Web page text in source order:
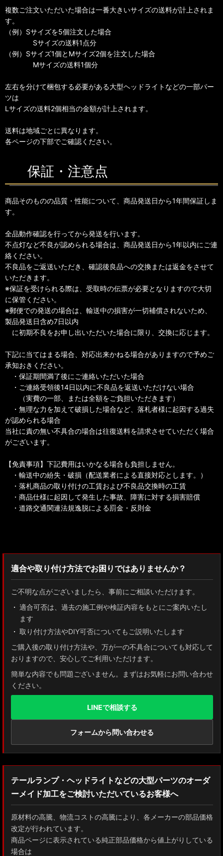
複数ご注文いただいた場合は一番大きいサイズの送料が計上されま
す。
（例）Sサイズを5個注文した場合
Sサイズの送料1点分
（例）Sサイズ1個とMサイズ2個を注文した場合
Mサイズの送料1個分
左右を分けて梱包する必要がある大型ヘッドライトなどの一部パー
ツは
Lサイズの送料2個相当の金額が計上されます。
送料は地域ごとに異なります。
各ページの下部でご確認ください。
保証・注意点
商品そのものの品質・性能について、商品発送日から1年間保証しま
す。
全品動作確認を行ってから発送を行います。
不点灯など不良が認められる場合は、商品発送日から1年以内にご連
絡ください。
不良品をご返送いただき、確認後良品への交換または返金をさせて
いただきます。
※保証を受けられる際は、受取時の伝票が必要となりますので大切
に保管ください。
※郵便での発送の場合は、輸送中の損害が一切補償されないため、
製品発送日含め7日以内
に初期不良をお申し出いただいた場合に限り、交換に応じます。
下記に当てはまる場合、対応出来かねる場合がありますので予めご
承知おきください。
・保証期間満了後にご連絡いただいた場合
・ご連絡受領後14日以内に不良品を返送いただけない場合
（実費の一部、または全額をご負担いただきます）
・無理な力を加えて破損した場合など、落札者様に起因する過失
が認められる場合
当社に責の無い不具合の場合は往復送料を請求させていただく場合
がございます。
【免責事項】下記費用はいかなる場合も負担しません。
・輸送中の紛失・破損（配送業者による直接対応とします。）
・落札商品の取り付けの工賃および不良品交換時の工賃
・商品仕様に起因して発生した事故、障害に対する損害賠償
・道路交通関連法規逸脱による罰金・反則金
適合や取り付け方法でお困りではありませんか？
ご不明な点がございましたら、事前にご相談いただけます。
適合可否は、過去の施工例や検証内容をもとにご案内いたし
ます
取り付け方法やDIY可否についてもご説明いたします
ご購入後の取り付け方法や、万が一の不具合についても対応して
おりますので、安心してご利用いただけます。
簡単な内容でも問題ございません。まずはお気軽にお問い合わせ
ください。
LINEで相談する
フォームから問い合わせる
テールランプ・ヘッドライトなどの大型パーツのオーダ
ーメイド加工をご検討いただいているお客様へ
原材料の高騰、物流コストの高騰により、各メーカーの部品価格
改定が行われています。
商品ページに表示されている純正部品価格から値上がりしている
場合は